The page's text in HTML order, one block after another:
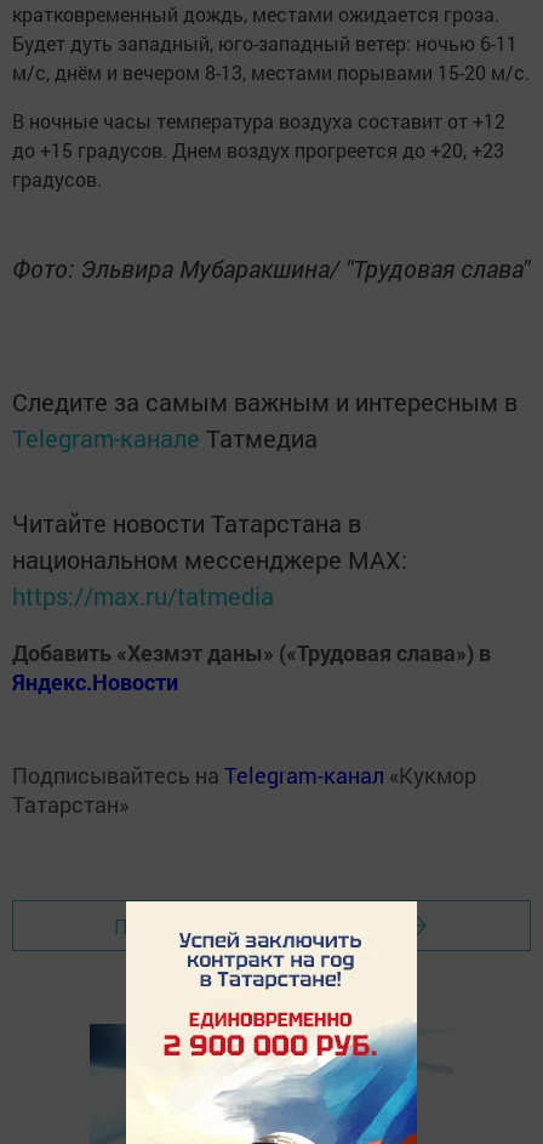
кратковременный дождь, местами ожидается гроза.
Будет дуть западный, юго-западный ветер: ночью 6-11
м/с, днём и вечером 8-13, местами порывами 15-20 м/с.
В ночные часы температура воздуха составит от +12
до +15 градусов. Днем воздух прогреется до +20, +23
градусов.
Фото: Эльвира Мубаракшина/ "Трудовая слава"
Следите за самым важным и интересным в
Telegram-канале Татмедиа
Читайте новости Татарстана в
национальном мессенджере MАХ:
https://max.ru/tatmedia
Добавить «Хезмэт даны» («Трудовая слава») в
Яндекс.Новости
Подписывайтесь на Telegram-канал «Кукмор
Татарстан»
Перейти на страницу новости